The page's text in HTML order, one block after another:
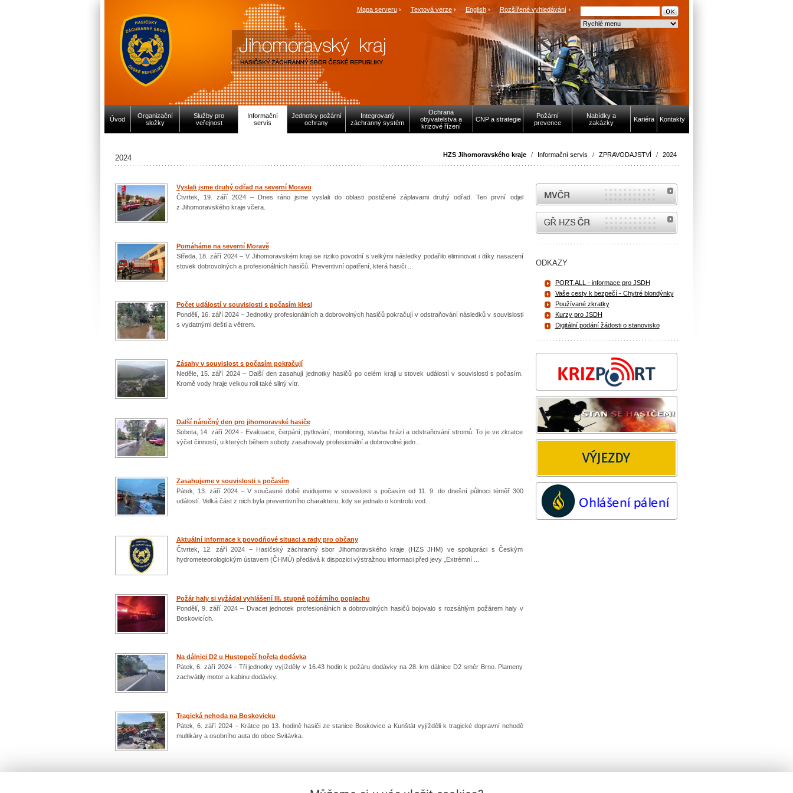
Mapa serveru Textová verze English Rozšířené vyhledávání
Úvod
Organizační
složky
Služby pro
veřejnost
Informační
servis
Jednotky požární
ochrany
Integrovaný
záchranný systém
Ochrana
obyvatelstva a
krizové řízení
CNP a strategie
Požární
prevence
Nabídky a
zakázky
Kariéra Kontakty
HZS Jihomoravského kraje / Informační servis / ZPRAVODAJSTVÍ / 2024
2024
Vyslali jsme druhý odřad na severní Moravu
Čtvrtek, 19. září 2024 – Dnes ráno jsme vyslali do oblasti postižené záplavami druhý odřad. Ten první odjel
z Jihomoravského kraje včera.
Pomáháme na severní Moravě
Středa, 18. září 2024 – V Jihomoravském kraji se riziko povodní s velkými následky podařilo eliminovat i díky nasazení
stovek dobrovolných a profesionálních hasičů. Preventivní opatření, která hasiči ...
Počet událostí v souvislosti s počasím klesl
Pondělí, 16. září 2024 – Jednotky profesionálních a dobrovolných hasičů pokračují v odstraňování následků v souvislosti
s vydatnými dešti a větrem.
Zásahy v souvislost s počasím pokračují
Neděle, 15. září 2024 – Další den zasahují jednotky hasičů po celém kraji u stovek událostí v souvislosti s počasím.
Kromě vody hraje velkou roli také silný vítr.
Další náročný den pro jihomoravské hasiče
Sobota, 14. září 2024 - Evakuace, čerpání, pytlování, monitoring, stavba hrází a odstraňování stromů. To je ve zkratce
výčet činností, u kterých během soboty zasahovaly profesionální a dobrovolné jedn...
Zasahujeme v souvislosti s počasím
Pátek, 13. září 2024 – V současné době evidujeme v souvislosti s počasím od 11. 9. do dnešní půlnoci téměř 300
událostí. Velká část z nich byla preventivního charakteru, kdy se jednalo o kontrolu vod...
Aktuální informace k povodňové situaci a rady pro občany
Čtvrtek, 12. září 2024 – Hasičský záchranný sbor Jihomoravského kraje (HZS JHM) ve spolupráci s Českým
hydrometeorologickým ústavem (ČHMÚ) předává k dispozici výstražnou informaci před jevy „Extrémní ...
Požár haly si vyžádal vyhlášení III. stupně požárního poplachu
Pondělí, 9. září 2024 – Dvacet jednotek profesionálních a dobrovolných hasičů bojovalo s rozsáhlým požárem haly v
Boskovicích.
Na dálnici D2 u Hustopečí hořela dodávka
Pátek, 6. září 2024 - Tři jednotky vyjížděly v 16.43 hodin k požáru dodávky na 28. km dálnice D2 směr Brno. Plameny
zachvátily motor a kabinu dodávky.
Tragická nehoda na Boskovicku
Pátek, 6. září 2024 – Krátce po 13. hodině hasiči ze stanice Boskovice a Kunštát vyjížděli k tragické dopravní nehodě
multikáry a osobního auta do obce Svitávka.
MVČR
internetové stránky Hasiči ČR
ODKAZY
PORT.ALL - informace pro JSDH
Vaše cesty k bezpečí - Chytré blondýnky
Používané zkratky
Kurzy pro JSDH
Digitální podání žádosti o stanovisko